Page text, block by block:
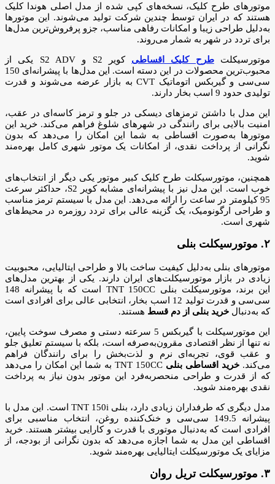
موتورهای طرح کلیک، نسخه‌های کپی شده از مدل اصلی هوندا کلیک
هستند که در ایران توسط چندین شرکت تولید می‌شوند. این موتورها
به‌دلیل طراحی زیبا و امکانات رفاهی مناسب، جزو پرفروش‌ترین مدل‌ها
برای تردد در شهر به شمار می‌روند.
موتورسیکلتطرح کلیک اقساطی
کویر S2 و S2 ADV یکی از
محبوب‌ترین محصولات در این دسته است. این مدل‌ها با پیشرانه‌ای 150
سی‌سی و گیربکس اتوماتیک CVT به بازار عرضه می‌شوند و قدرت
تولیدی حدود 9 اسب بخار دارند.
این مدل با داشتن ترمزهای دیسکی در جلو و ترمز کاسه‌ای در عقب،
امنیت بالایی برای رانندگی در شهرهای شلوغ فراهم می‌کند. خرید این
موتورها به‌صورت اقساطی به شما این امکان را می‌دهد که بدون
نگرانی از پرداخت نقدی، از امکانات یک موتور شهری کامل بهره‌مند
شوید.
همچنین، موتورسیکلت طرح کلیک کبیر موتور یکی دیگر از انتخاب‌های
خوب است. این مدل نیز با پیشرانه‌ای مشابه کویر S2، حداکثر سرعت
95 کیلومتر در ساعت را ارائه می‌دهد. این مدل با سیستم ترمز مناسب
و طراحی ارگونومیک، یک گزینه عالی برای تردد روزمره در محیط‌های
شهری است.
۲. موتورسیکلت بنلی
موتورهای بنلی به‌دلیل کیفیت ساخت بالا و طراحی ایتالیایی، محبوبیت
زیادی در بازار موتورسیکلت‌های ایران دارند. یکی از بهترین مدل‌های
این برند، موتورسیکلت بنلی TNT 150CC است که با پیشرانه 148
سی‌سی و قدرت تولید 12 اسب بخار، انتخابی عالی برای افرادی است
که به‌دنبال خرید بنلی از دم قسط هستند.
این موتورسیکلت با گیربکس 5 سرعته دستی و مصرف سوخت پایین،
نه تنها از نظر اقتصادی مقرون‌به‌صرفه است، بلکه با سیستم تعلیق جلو
و عقب قوی، تجربه‌ای نرم و لذت‌بخش را برای رانندگان فراهم
می‌کند. خرید اقساطی بنلی
TNT 150CC به شما این امکان را می‌دهد
که از قدرت و طراحی منحصر‌به‌فرد این موتور بدون نیاز به پرداخت
نقدی بهره‌مند شوید.
مدل دیگری که طرفداران زیادی دارد، بنلی TNT 150i است. این مدل با
پیشرانه 149.5 سی‌سی و خنک‌کننده روغن، انتخاب مناسبی برای
افرادی است که به‌دنبال موتوری با قدرت و کارایی بیشتر هستند. خرید
اقساطی این مدل به شما اجازه می‌دهد که بدون نگرانی از بودجه، از
مزایای یک موتورسیکلت ایتالیایی بهره‌مند شوید.
۳. موتورسیکلت تریل روان